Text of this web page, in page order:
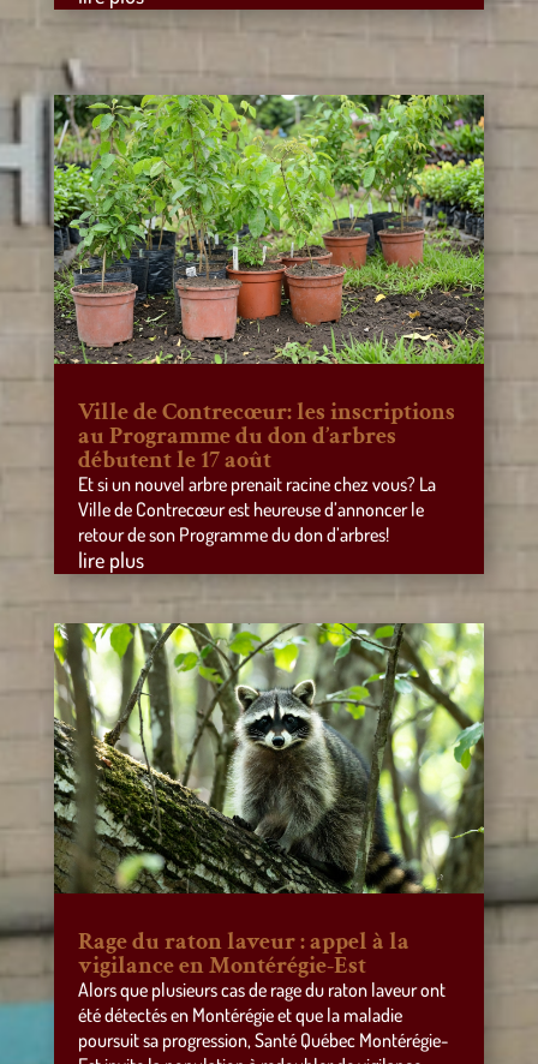
Ville de Contrecœur: les inscriptions
au Programme du don d’arbres
débutent le 17 août
Et si un nouvel arbre prenait racine chez vous? La
Ville de Contrecœur est heureuse d’annoncer le
retour de son Programme du don d’arbres!
lire plus
Rage du raton laveur : appel à la
vigilance en Montérégie-Est
Alors que plusieurs cas de rage du raton laveur ont
été détectés en Montérégie et que la maladie
poursuit sa progression, Santé Québec Montérégie-